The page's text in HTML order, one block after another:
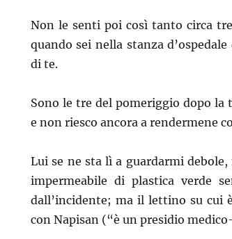
Non le senti poi così tanto circa
quando sei nella stanza
di te.
Sono le tre del pomeriggio dopo la
e non riesco ancora a rendermene
Lui se ne sta lì a guardarmi
impermeabile di plastica verde
dall’incidente; ma il lettino su cui
con Napisan (“è un presidio